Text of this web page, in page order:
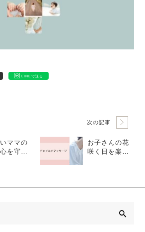
LINEで送る
ママの
を守
次の記事
お子さんの花
咲く日を楽し